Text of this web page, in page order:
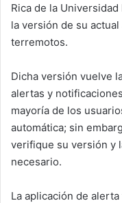
Rica de la Universidad
la versión de su
terremotos.
Dicha versión vuelve
alertas y
mayoría de los
automática; sin
verifique su versión y
necesario.
La aplicación de